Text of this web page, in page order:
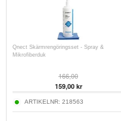
Qnect Skärmrengöringsset - Spray &
Mikrofiberduk
166,00
159,00kr
ARTIKELNR: 218563